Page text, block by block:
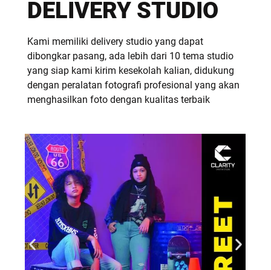
DELIVERY STUDIO
Kami memiliki delivery studio yang dapat
dibongkar pasang, ada lebih dari 10 tema studio
yang siap kami kirim kesekolah kalian, didukung
dengan peralatan fotografi profesional yang akan
menghasilkan foto dengan kualitas terbaik